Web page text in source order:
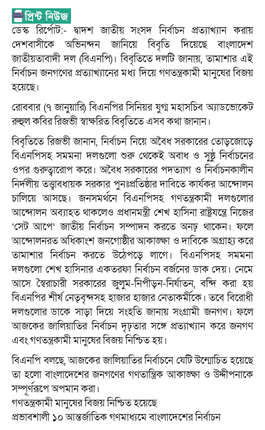
ডেস্ক রির্পোট:- দ্বাদশ জাতীয় সংসদ নির্বাচন প্রত্যাখ্যান করায়
দেশবাসীকে অভিনন্দন জানিয়ে বিবৃতি দিয়েছে বাংলাদেশ
জাতীয়তাবাদী দল (বিএনপি)। বিবৃতিতে দলটি জানায়, তামাশার এই
নির্বাচন জনগণের প্রত্যাখ্যানের মধ্য দিয়ে গণতন্ত্রকামী মানুষের বিজয়
হয়েছে।
রোববার (৭ জানুয়ারি) বিএনপির সিনিয়র যুগ্ম মহাসচিব অ্যাডভোকেট
রুহুল কবির রিজভী স্বাক্ষরিত বিবৃতিতে এসব কথা জানান।
বিবৃতিতে রিজভী জানান, নির্বাচন নিয়ে অবৈধ সরকারের তোড়জোড়ে
বিএনপিসহ সমমনা দলগুলো শুরু থেকেই অবাধ ও সুষ্ঠু নির্বাচনের
ওপর গুরুত্বারোপ করে। অবৈধ সরকারের পদত্যাগ ও নির্বাচনকালীন
নির্দলীয় তত্ত্বাবধায়ক সরকার পুনঃপ্রতিষ্ঠার দাবিতে কার্যকর আন্দোলন
চালিয়ে আসছে। জনসমর্থনে বিএনপিসহ গণতন্ত্রকামী দলগুলোর
আন্দোলন অব্যাহত থাকলেও প্রধানমন্ত্রী শেখ হাসিনা রাষ্ট্রযন্ত্রে নিজের
‘সেট আপে’ জাতীয় নির্বাচন সম্পাদন করতে অনঢ় থাকেন। ফলে
আন্দোলনরত অধিকাংশ জনগোষ্ঠীর আকাঙ্ক্ষা ও দাবিকে অগ্রাহ্য করে
তামাশার নির্বাচন করতে উঠেপড়ে লাগে। বিএনপিসহ সমমনা
দলগুলো শেখ হাসিনার একতরফা নির্বাচন বর্জনের ডাক দেয়। নেমে
আসে স্বৈরাচারী সরকারের জুলুম-নিপীড়ন-নির্যাতন, বন্দি করা হয়
বিএনপির শীর্ষ নেতৃবৃন্দসহ হাজার হাজার নেতাকর্মীকে। তবে বিরোধী
দলগুলোর ডাকে সাড়া দিয়ে সংহতি জানায় সংগ্রামী জনগণ। ফলে
আজকের জালিয়াতির নির্বাচন দৃঢ়তার সঙ্গে প্রত্যাখ্যান করে জনগণ
এবং গণতন্ত্রকামী মানুষের বিজয় নিশ্চিত হয়।
বিএনপি বলছে, আজকের জালিয়াতির নির্বাচনে যেটি উন্মোচিত হয়েছে
তা হলো বাংলাদেশের জনগণের গণতান্ত্রিক আকাঙ্ক্ষা ও উদ্দীপনাকে
সম্পূর্ণরূপে অপমান করা।
গণতন্ত্রকামী মানুষের বিজয় নিশ্চিত হয়েছে
প্রভাবশালী ১০ আন্তর্জাতিক গণমাধ্যমে বাংলাদেশের নির্বাচন